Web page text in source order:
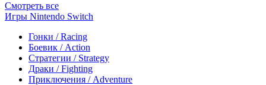
Смотреть все
Игры Nintendo Switch
Гонки / Racing
Боевик / Action
Стратегии / Strategy
Драки / Fighting
Приключения / Adventure